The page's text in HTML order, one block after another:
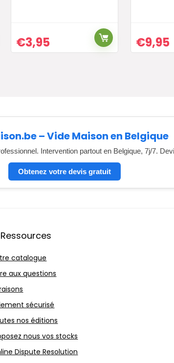
€3,95 €9,95
– Vide Maison en Belgique
Intervention partout en Belgique, 7j/7.
Obtenez votre devis gratuit
Ressources
catalogue
aux questions
sécurisé
nos éditions
nous vos stocks
Dispute Resolution